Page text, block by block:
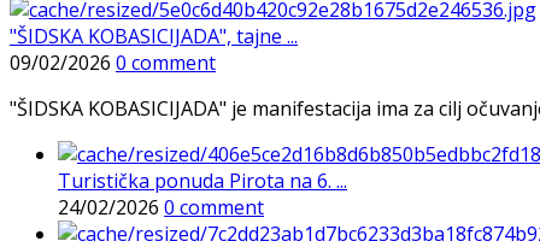
"ŠIDSKA KOBASICIJADA", tajne ...
09/02/2026 0 comment
"ŠIDSKA KOBASICIJADA" je manifestacija ima za cilj
Turistička ponuda Pirota na 6. ...
24/02/2026 0 comment